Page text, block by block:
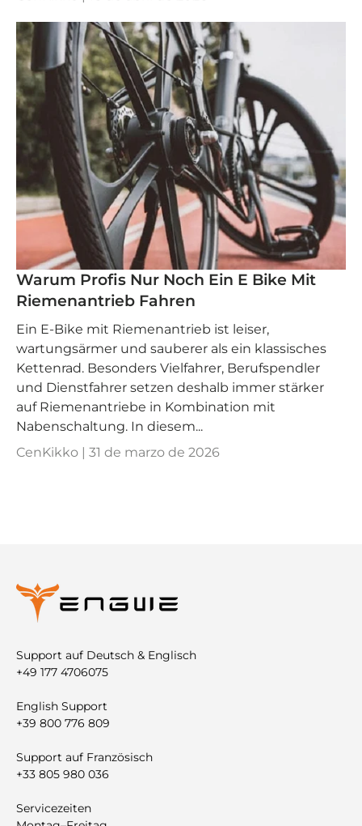
Warum Profis Nur Noch Ein E Bike Mit
Riemenantrieb Fahren
Ein E‑Bike mit Riemenantrieb ist leiser,
wartungsärmer und sauberer als ein klassisches
Kettenrad. Besonders Vielfahrer, Berufspendler
und Dienstfahrer setzen deshalb immer stärker
auf Riemenantriebe in Kombination mit
Nabenschaltung. In diesem...
CenKikko | 31 de marzo de 2026
Support auf Deutsch & Englisch
+49 177 4706075
English Support
+39 800 776 809
Support auf Französisch
+33 805 980 036
Servicezeiten